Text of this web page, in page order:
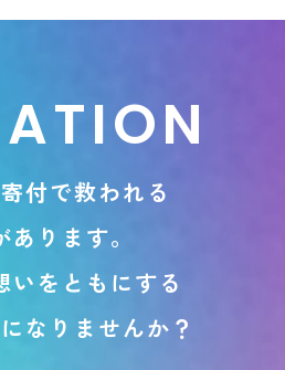
ATION
寄付で救われ る
あ り ま す。
い を と も にする
に な り ま せんか ？